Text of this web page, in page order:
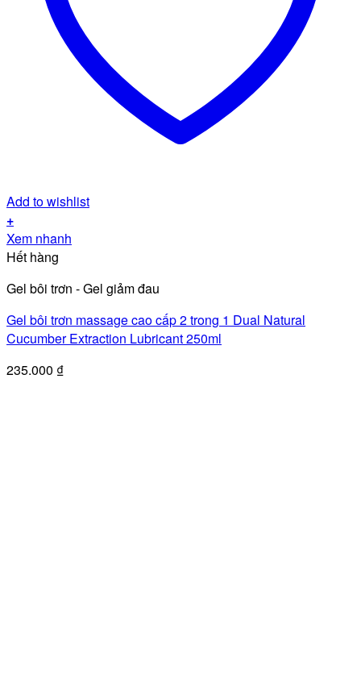
Add to wishlist
+
Xem nhanh
Hết hàng
Gel bôi trơn - Gel giảm đau
Gel bôi trơn massage cao cấp 2 trong 1 Dual Natural
Cucumber Extraction Lubricant 250ml
235.000 ₫